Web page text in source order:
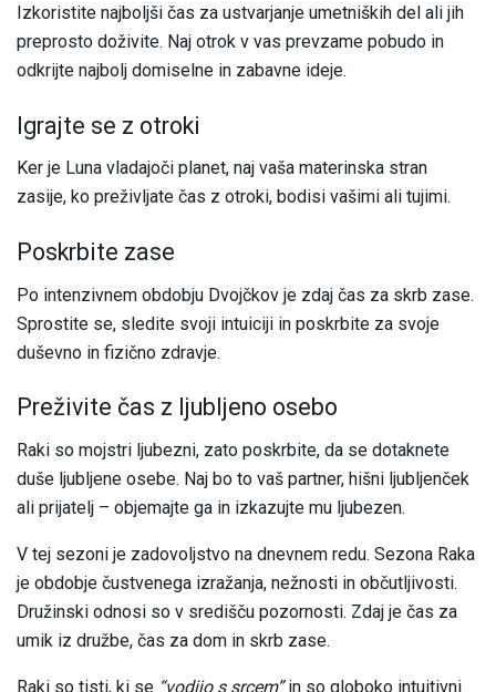
Izkoristite najboljši čas za ustvarjanje umetniških del ali jih
preprosto doživite. Naj otrok v vas prevzame pobudo in
odkrijte najbolj domiselne in zabavne ideje.
Igrajte se z otroki
Ker je Luna vladajoči planet, naj vaša materinska stran
zasije, ko preživljate čas z otroki, bodisi vašimi ali tujimi.
Poskrbite zase
Po intenzivnem obdobju Dvojčkov je zdaj čas za skrb zase.
Sprostite se, sledite svoji intuiciji in poskrbite za svoje
duševno in fizično zdravje.
Preživite čas z ljubljeno osebo
Raki so mojstri ljubezni, zato poskrbite, da se dotaknete
duše ljubljene osebe. Naj bo to vaš partner, hišni ljubljenček
ali prijatelj – objemajte ga in izkazujte mu ljubezen.
V tej sezoni je zadovoljstvo na dnevnem redu. Sezona Raka
je obdobje čustvenega izražanja, nežnosti in občutljivosti.
Družinski odnosi so v središču pozornosti. Zdaj je čas za
umik iz družbe, čas za dom in skrb zase.
Raki so tisti, ki se “vodijo s srcem”in so globoko intuitivni.